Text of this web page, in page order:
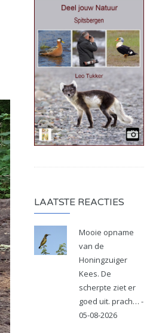
LAATSTE REACTIES
Mooie opname
van de
Honingzuiger
Kees. De
scherpte ziet er
goed uit. prach… -
05-08-2026